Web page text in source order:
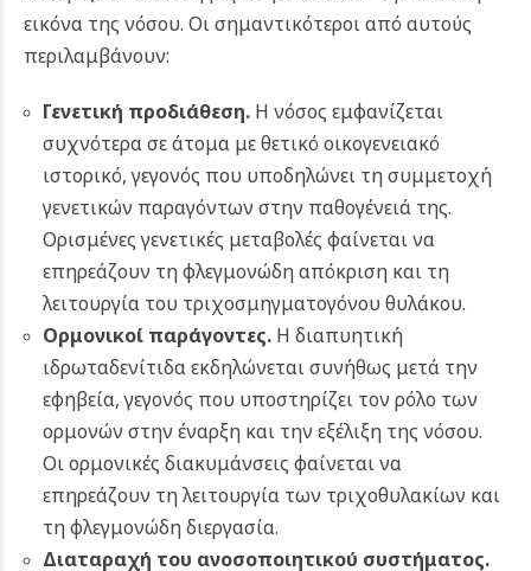
εικόνα της νόσου. Οι σημαντικότεροι από αυτούς
περιλαμβάνουν:
Γενετική προδιάθεση.Η νόσος εμφανίζεται
συχνότερα σε άτομα με θετικό οικογενειακό
ιστορικό, γεγονός που υποδηλώνει τη συμμετοχή
γενετικών παραγόντων στην παθογένειά της.
Ορισμένες γενετικές μεταβολές φαίνεται να
επηρεάζουν τη φλεγμονώδη απόκριση και τη
λειτουργία του τριχοσμηγματογόνου θυλάκου.
Ορμονικοί παράγοντες.Η διαπυητική
ιδρωταδενίτιδα εκδηλώνεται συνήθως μετά την
εφηβεία, γεγονός που υποστηρίζει τον ρόλο των
ορμονών στην έναρξη και την εξέλιξη της νόσου.
Οι ορμονικές διακυμάνσεις φαίνεται να
επηρεάζουν τη λειτουργία των τριχοθυλακίων και
τη φλεγμονώδη διεργασία.
Διαταραχή του ανοσοποιητικού συστήματος.